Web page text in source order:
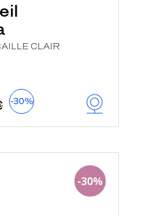
CLAIR
-30%